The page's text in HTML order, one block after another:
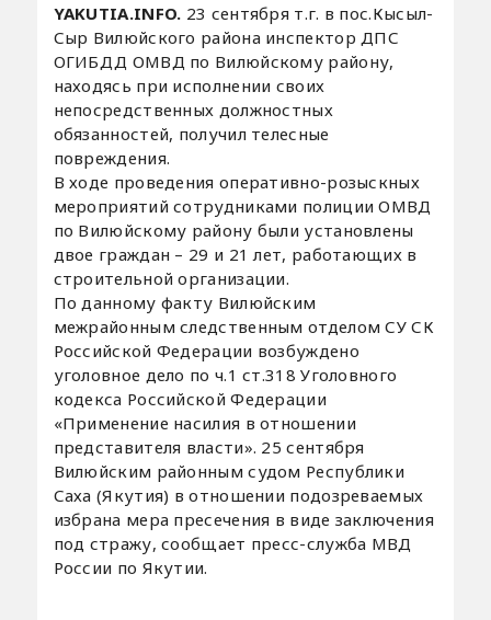
YAKUTIA.INFO. 23 сентября т.г. в пос.Кысыл-
Сыр Вилюйского района инспектор ДПС
ОГИБДД ОМВД по Вилюйскому району,
находясь при исполнении своих
непосредственных должностных
обязанностей, получил телесные
повреждения.
В ходе проведения оперативно-розыскных
мероприятий сотрудниками полиции ОМВД
по Вилюйскому району были установлены
двое граждан – 29 и 21 лет, работающих в
строительной организации.
По данному факту Вилюйским
межрайонным следственным отделом СУ СК
Российской Федерации возбуждено
уголовное дело по ч.1 ст.318 Уголовного
кодекса Российской Федерации
«Применение насилия в отношении
представителя власти». 25 сентября
Вилюйским районным судом Республики
Саха (Якутия) в отношении подозреваемых
избрана мера пресечения в виде заключения
под стражу, сообщает пресс-служба МВД
России по Якутии.